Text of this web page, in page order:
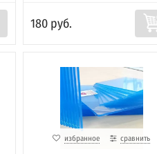
180 руб.
избранное сравнить